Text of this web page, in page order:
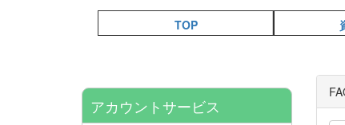
TOP
アカウントサービス